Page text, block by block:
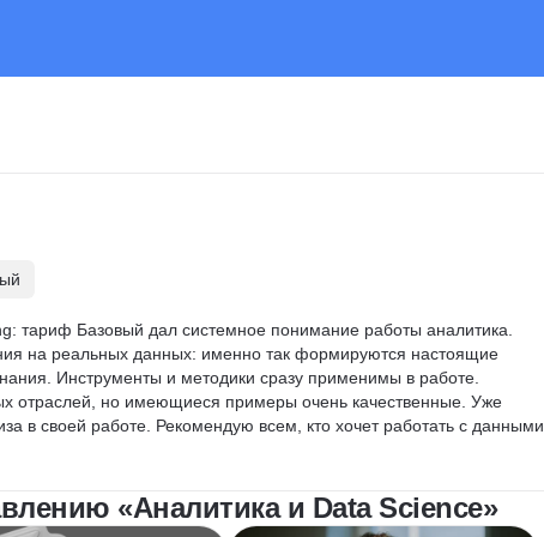
тариф Базовый дал системное понимание работы аналитика.
на реальных данных: именно так формируются настоящие
Инструменты и методики сразу применимы в работе.
отраслей, но имеющиеся примеры очень качественные. Уже
в своей работе. Рекомендую всем, кто хочет работать с данными
«Аналитика и Data Science»